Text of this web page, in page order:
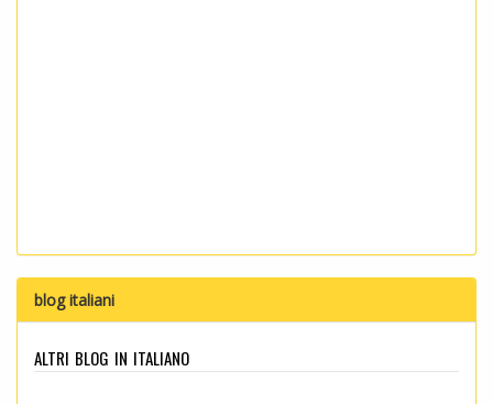
blog italiani
altri blog in italiano